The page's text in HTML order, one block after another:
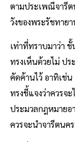
ตามประเพณีจารีต
วังของพระรัชทาย
เท่าที่ทราบมาว่า
ทรงเห็นด้วยไม่ ปร
คัดค้านไว้ อาทิเช่
ทรงชี้แจงว่าควรจ
ประมวลกฎหมายอ
ควรจะนำจารีตนค